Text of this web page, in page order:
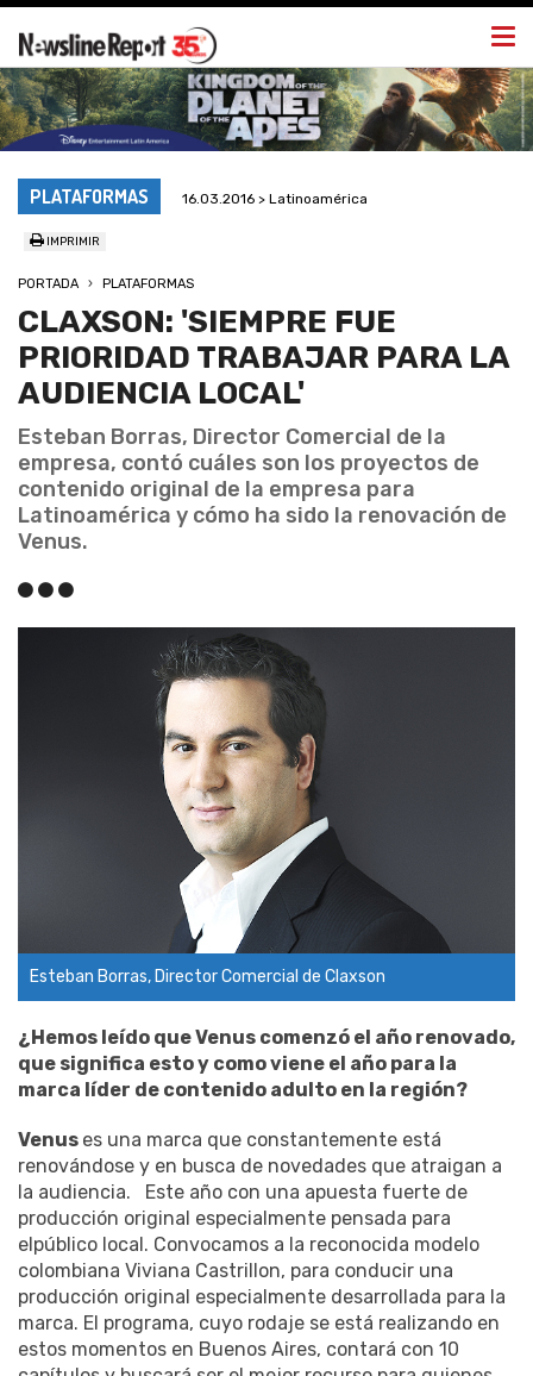
PLATAFORMAS 16.03.2016 > Latinoamérica
IMPRIMIR
PORTADA PLATAFORMAS
CLAXSON: 'SIEMPRE FUE
PRIORIDAD TRABAJAR PARA LA
AUDIENCIA LOCAL'
Esteban Borras, Director Comercial de la
empresa, contó cuáles son los proyectos de
contenido original de la empresa para
Latinoamérica y cómo ha sido la renovación de
Venus.
Esteban Borras, Director Comercial de Claxson
¿Hemos leído que Venus comenzó el año renovado,
que significa esto y como viene el año para la
marca líder de contenido adulto en la región?
Venus es una marca que constantemente está
renovándose y en busca de novedades que atraigan a
la audiencia. Este año con una apuesta fuerte de
producción original especialmente pensada para
elpúblico local. Convocamos a la reconocida modelo
colombiana Viviana Castrillon, para conducir una
producción original especialmente desarrollada para la
marca. El programa, cuyo rodaje se está realizando en
estos momentos en Buenos Aires, contará con 10